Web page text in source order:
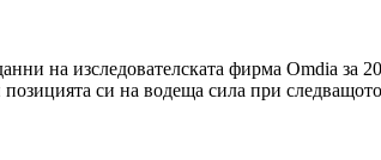
на изследователската фирма Omdia
си на водеща сила при